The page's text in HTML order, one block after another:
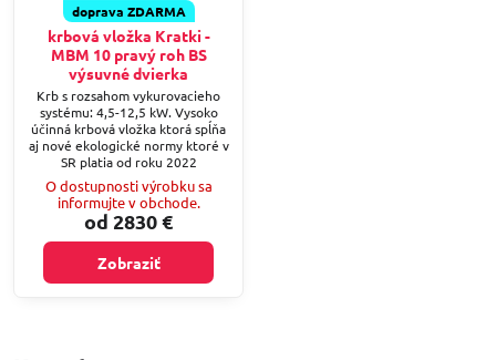
doprava ZDARMA
krbová vložka Kratki -
MBM 10 pravý roh BS
výsuvné dvierka
Krb s rozsahom vykurovacieho
systému: 4,5-12,5 kW. Vysoko
účinná krbová vložka ktorá spĺňa
aj nové ekologické normy ktoré v
SR platia od roku 2022
O dostupnosti výrobku sa
informujte v obchode.
od 2830 €
Zobraziť